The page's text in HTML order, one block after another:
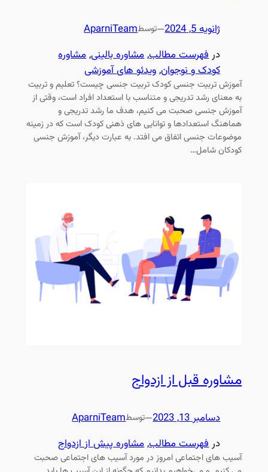
ژانویه 5, 2024 —توسطAparniTeam
درفهرست مطالب, مشاوره بالینی, مشاوره
کودک و نوجوان, ویدئو های آموزشی
آموزش تربیت جنسی کودک تربیت جنسی چیست؟ تعلیم و تربیت
به معنای رشد تدریجی و متناسب با استعداد افراد است، وقتی از
آموزش جنسی صحبت می کنیم، هدف ما رشد تدریجی و
هماهنگ استعدادها و توانایی های ذهنی کودک است که در زمینه
موضوعات جنسی اتفاق می افتد. به عبارت دیگر، آموزش جنسی
کودکان شامل…
مشاوره قبل از ازدواج
دسامبر 13, 2023 —توسطAparniTeam
درفهرست مطالب, مشاوره پیش از ازدواج
آسیب های اجتماعی امروز در مورد آسیب های اجتماعی صحبت